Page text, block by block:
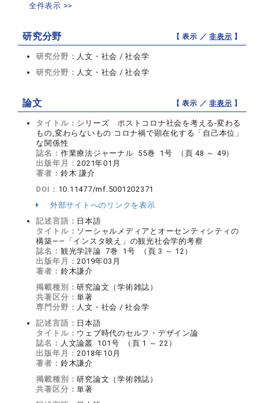
全件表示 >>
研究分野 【 表示 ／非表示 】
研究分野： 人文・社会 / 社会学
研究分野： 人文・社会 / 社会学
論文 【 表示 ／非表示 】
タイトル： シリーズ ポストコロナ社会を考える-変わる
もの,変わらないもの コロナ禍で顕在化する「自己本位」
な関係性
誌名： 作業療法ジャーナル 55巻 1号 （頁 48 ～ 49）
出版年月：2021年01月
著者： 鈴木 謙介
DOI： 10.11477/mf.5001202371
外部サイトへのリンクを表示
記述言語： 日本語
タイトル： ソーシャルメディアとオーセンティシティの
構築――「インスタ映え」の観光社会学的考察
誌名： 観光学評論 7巻 1号 （頁 3 ～ 12）
出版年月：2019年03月
著者： 鈴木謙介
掲載種別：研究論文（学術雑誌）
共著区分：単著
専門分野： 人文・社会 / 社会学
記述言語： 日本語
タイトル： ウェブ時代のセルフ・デザイン論
誌名： 人文論叢 101号 （頁 1 ～ 22）
出版年月：2018年10月
著者： 鈴木謙介
掲載種別：研究論文（学術雑誌）
共著区分：単著